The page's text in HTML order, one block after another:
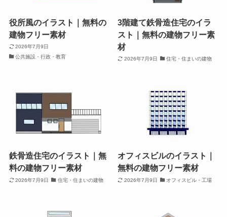
役所風のイラスト｜無料の
建物フリー素材
2026年7月9日
公共施設・行政・教育
3階建て鉄骨造住宅のイラ
スト｜無料の建物フリー素
材
2026年7月9日 住宅・住まいの建物
鉄骨造住宅のイラスト｜無
料の建物フリー素材
2026年7月9日 住宅・住まいの建物
オフィスビルのイラスト｜
無料の建物フリー素材
2026年7月9日 オフィスビル・工場